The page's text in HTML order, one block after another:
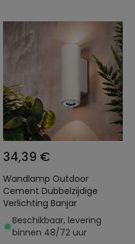
34,39 €
Wandlamp Outdoor
Cement Dubbelzijdige
Verlichting Banjar
Beschikbaar, levering
binnen 48/72 uur